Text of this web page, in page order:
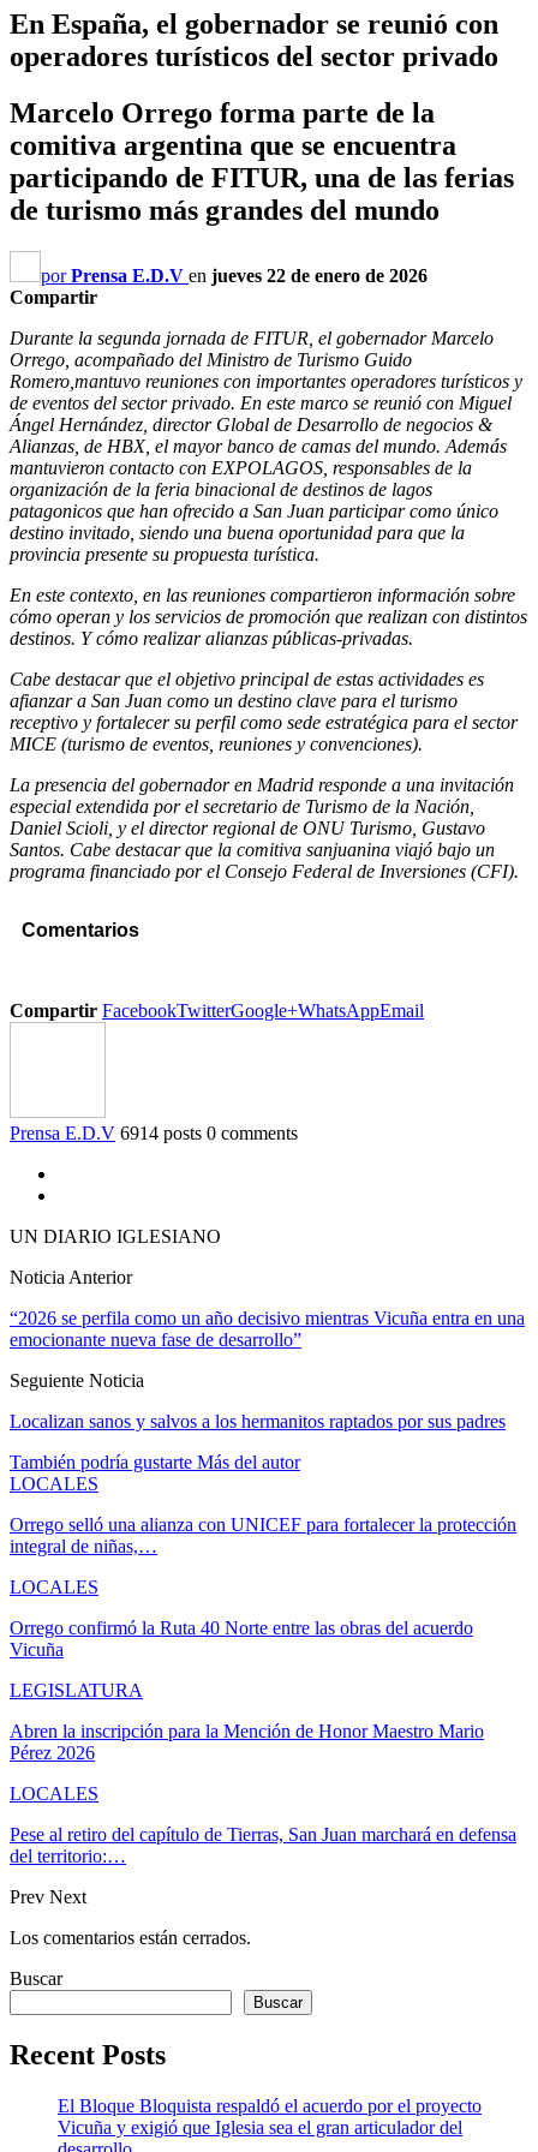
En España, el gobernador se reunió con
operadores turísticos del sector privado
Marcelo Orrego forma parte de la
comitiva argentina que se encuentra
participando de FITUR, una de las ferias
de turismo más grandes del mundo
porPrensa E.D.V en jueves 22 de enero de 2026
Compartir
Durante la segunda jornada de FITUR, el gobernador Marcelo
Orrego, acompañado del Ministro de Turismo Guido
Romero,mantuvo reuniones con importantes operadores turísticos y
de eventos del sector privado. En este marco se reunió con Miguel
Ángel Hernández, director Global de Desarrollo de negocios &
Alianzas, de HBX, el mayor banco de camas del mundo. Además
mantuvieron contacto con EXPOLAGOS, responsables de la
organización de la feria binacional de destinos de lagos
patagonicos que han ofrecido a San Juan participar como único
destino invitado, siendo una buena oportunidad para que la
provincia presente su propuesta turística.
En este contexto, en las reuniones compartieron información sobre
cómo operan y los servicios de promoción que realizan con distintos
destinos. Y cómo realizar alianzas públicas-privadas.
Cabe destacar que el objetivo principal de estas actividades es
afianzar a San Juan como un destino clave para el turismo
receptivo y fortalecer su perfil como sede estratégica para el sector
MICE (turismo de eventos, reuniones y convenciones).
La presencia del gobernador en Madrid responde a una invitación
especial extendida por el secretario de Turismo de la Nación,
Daniel Scioli, y el director regional de ONU Turismo, Gustavo
Santos. Cabe destacar que la comitiva sanjuanina viajó bajo un
programa financiado por el Consejo Federal de Inversiones (CFI).
Comentarios
Compartir FacebookTwitterGoogle+WhatsAppEmail
Prensa E.D.V 6914 posts 0 comments
UN DIARIO IGLESIANO
Noticia Anterior
“2026 se perfila como un año decisivo mientras Vicuña entra en una
emocionante nueva fase de desarrollo”
Seguiente Noticia
Localizan sanos y salvos a los hermanitos raptados por sus padres
También podría gustarte Más del autor
LOCALES
Orrego selló una alianza con UNICEF para fortalecer la protección
integral de niñas,…
LOCALES
Orrego confirmó la Ruta 40 Norte entre las obras del acuerdo
Vicuña
LEGISLATURA
Abren la inscripción para la Mención de Honor Maestro Mario
Pérez 2026
LOCALES
Pese al retiro del capítulo de Tierras, San Juan marchará en defensa
del territorio:…
Prev Next
Los comentarios están cerrados.
Buscar
Buscar
Recent Posts
El Bloque Bloquista respaldó el acuerdo por el proyecto
Vicuña y exigió que Iglesia sea el gran articulador del